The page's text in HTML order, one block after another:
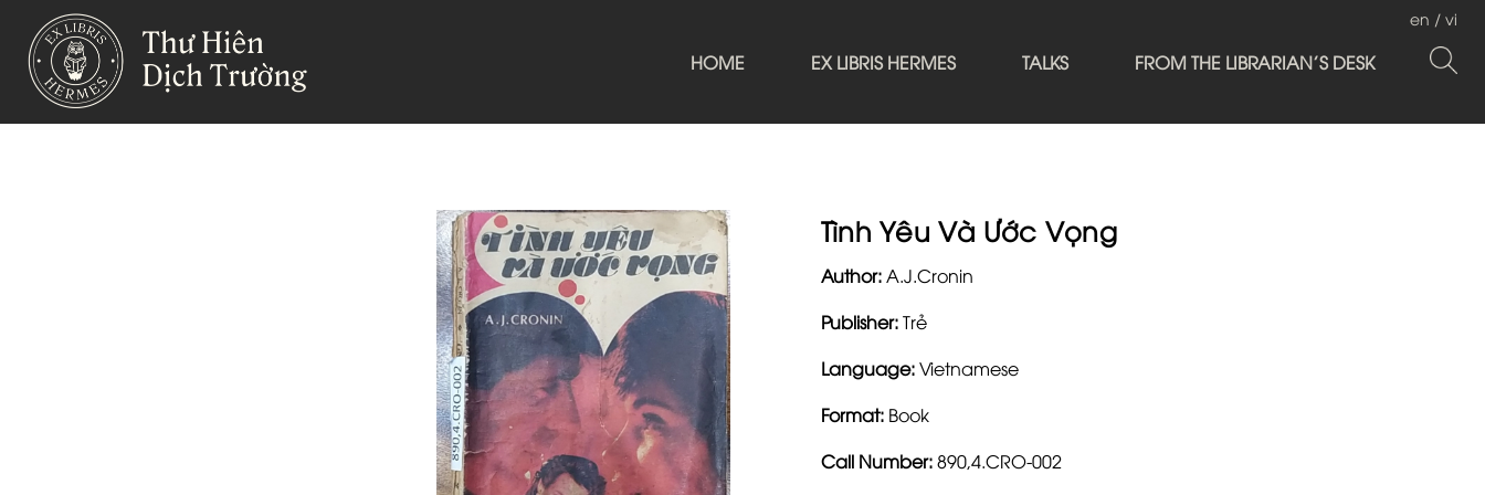
HOME EX LIBRIS HERMES TALKS FROM THE LIBRARIAN'S DESK
en / vi
Tình Yêu Và Ước Vọng
Author:A.J.Cronin
Publisher:Trẻ
Language:Vietnamese
Format:Book
Call Number:890,4.CRO-002